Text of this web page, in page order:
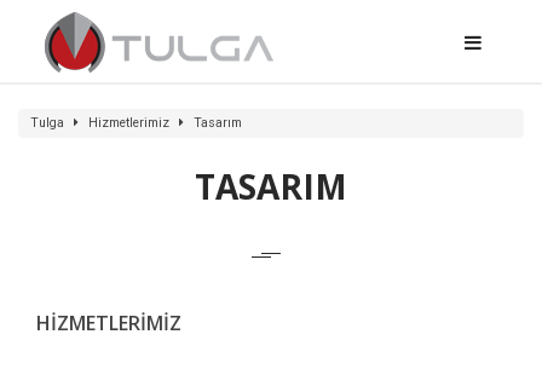
Tulga Hizmetlerimiz Tasarım
TASARIM
HİZMETLERİMİZ